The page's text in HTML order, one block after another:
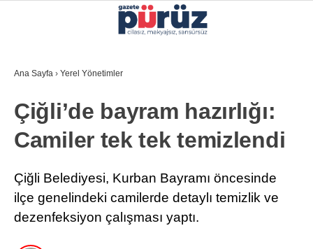
YEREL YÖNETIMLER
GÜNCEL
EKONOMI
POLITIKA
Ana Sayfa › Yerel Yönetimler
Çiğli’de bayram hazırlığı:
Camiler tek tek temizlendi
Çiğli Belediyesi, Kurban Bayramı öncesinde
ilçe genelindeki camilerde detaylı temizlik ve
dezenfeksiyon çalışması yaptı.